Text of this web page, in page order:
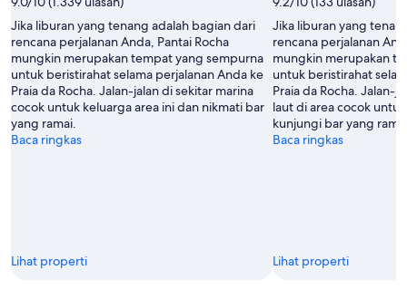
Jika liburan yang tenang adalah bagian dari
rencana perjalanan Anda, Pantai Rocha
mungkin merupakan tempat yang sempurna
untuk beristirahat selama perjalanan Anda ke
Praia da Rocha. Jalan-jalan di sekitar marina
cocok untuk keluarga area ini dan nikmati bar
yang ramai.
Baca ringkas
Lihat properti
Jika liburan yang
rencana perjalanan
mungkin merupakan
untuk beristirahat
Praia da Rocha. Jalan-
laut di area cocok
kunjungi bar yang
Baca ringkas
Lihat properti